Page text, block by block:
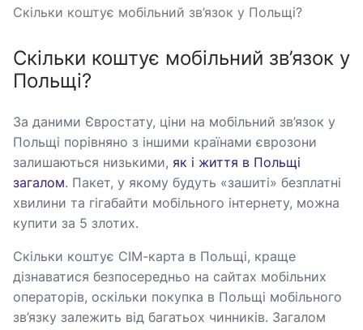
Скільки коштує мобільний зв’язок у Польщі?
Скільки коштує мобільний зв’язок у
Польщі?
За даними Євростату, ціни на мобільний зв’язок у
Польщі порівняно з іншими країнами єврозони
залишаються низькими, як і життя в Польщі
загалом. Пакет, у якому будуть «зашиті» безплатні
хвилини та гігабайти мобільного інтернету, можна
купити за 5 злотих.
Скільки коштує СІМ-карта в Польщі, краще
дізнаватися безпосередньо на сайтах мобільних
операторів, оскільки покупка в Польщі мобільного
зв’язку залежить від багатьох чинників. Загалом